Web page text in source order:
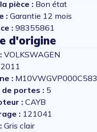
pièce : Bon état
: Garantie 12 mois
: 98355861
d'origine
VOLKSWAGEN
2011
: M10VWGVP000C583
de portes : 5
: CAYB
: 121041
Gris clair